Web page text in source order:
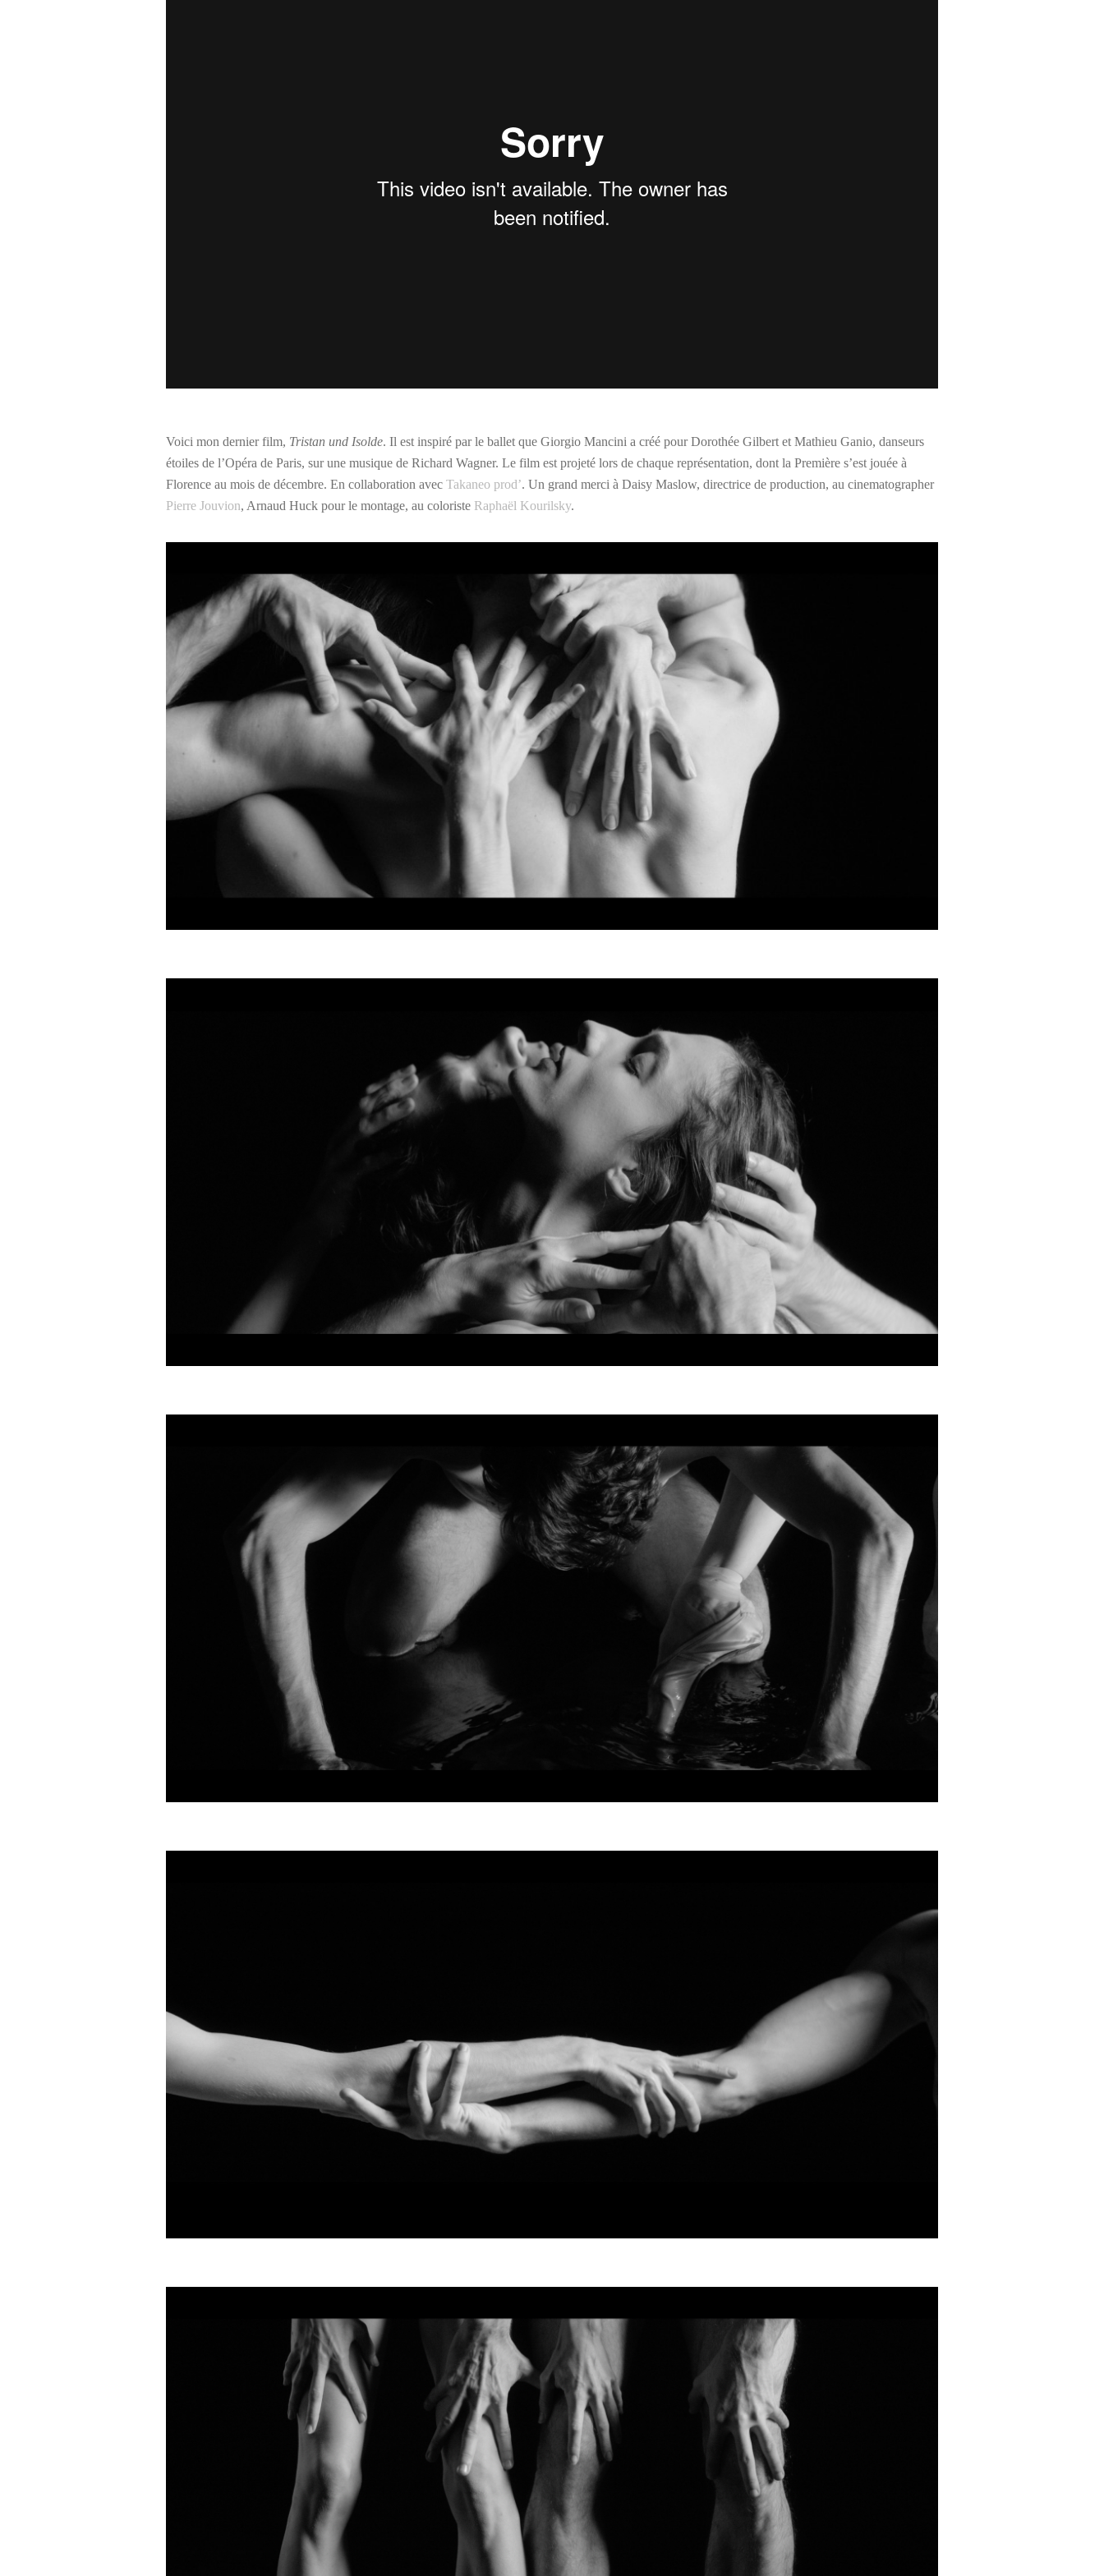
Voici mon dernier film, Tristan und Isolde. Il est inspiré par le ballet que Giorgio Mancini a créé pour Dorothée Gilbert et Mathieu Ganio, danseurs
étoiles de l’Opéra de Paris, sur une musique de Richard Wagner. Le film est projeté lors de chaque représentation, dont la Première s’est jouée à
Florence au mois de décembre. En collaboration avec Takaneo prod’. Un grand merci à Daisy Maslow, directrice de production, au cinematographer
Pierre Jouvion, Arnaud Huck pour le montage, au coloriste Raphaël Kourilsky.